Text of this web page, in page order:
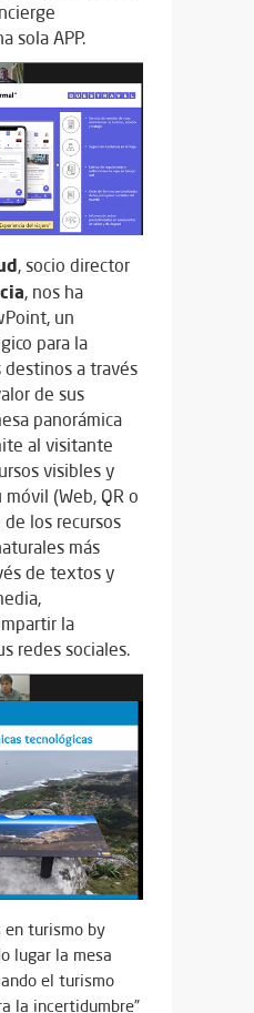
sola APP.
, socio director
, nos ha
un
para la
a través
de sus
panorámica
al visitante
visibles y
(Web, QR o
de los recursos
más
de textos y
la
redes sociales.
en turismo by
lugar la mesa
el turismo
la incertidumbre”